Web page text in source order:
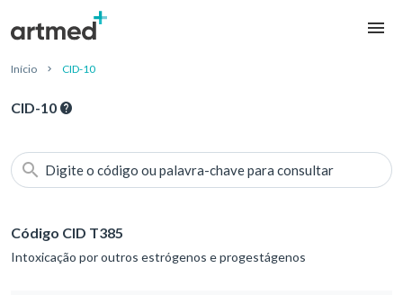
Início CID-10
CID-10
Digite o código ou palavra-chave para consultar
Código CID T385
Intoxicação por outros estrógenos e progestágenos